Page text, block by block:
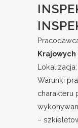
Lokalizacja:
Warunki
charakteru
–